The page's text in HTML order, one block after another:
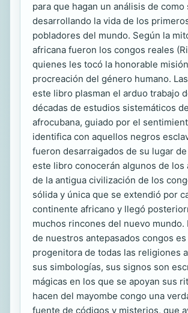
para que hagan un análisis de como
desarrollando la vida de los
pobladores del mundo. Según la
africana fueron los congos reales
quienes les tocó la honorable
procreación del género humano.
este libro plasman el arduo trabajo
décadas de estudios sistemáticos
afrocubana, guiado por el
identifica con aquellos negros
fueron desarraigados de su lugar
este libro conocerán algunos de los
de la antigua civilización de los
sólida y única que se extendió por
continente africano y llegó
muchos rincones del nuevo mundo.
de nuestros antepasados congos es
progenitora de todas las religiones
sus simbologías, sus signos son
mágicas en los que se apoyan sus
hacen del mayombe congo una
fuente de códigos y misterios, que